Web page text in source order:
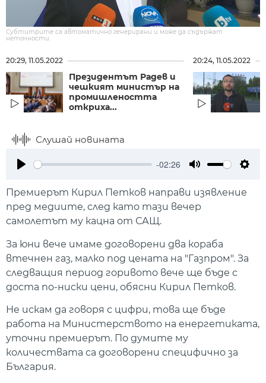
Субтитрите са автоматично генерирани и може да съдържат
неточности.
20:29, 11.05.2022
Президентът Радев и
чешкият министър на
промишлеността
откриха...
20:24, 11.05.2022
Слушай новината
-02:26
Премиерът Кирил Петков направи изявление
пред медиите, след като тази вечер
самолетът му кацна от САЩ.
За юни вече имаме договорени два кораба
втечнен газ, малко под цената на "Газпром". За
следващия период горивото вече ще бъде с
доста по-ниски цени, обясни Кирил Петков.
Не искам да говоря с цифри, това ще бъде
работа на Министерството на енергетиката,
уточни премиерът. По думите му
количествата са договорени специфично за
България.